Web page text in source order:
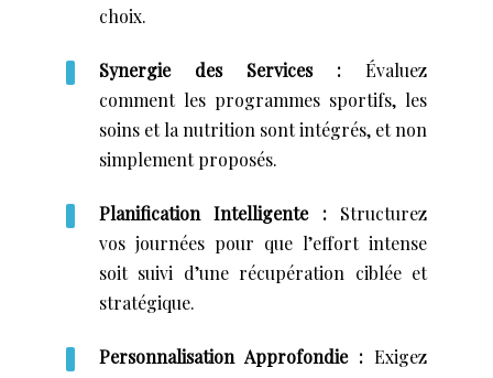
choix.
Synergie des Services : Évaluez
comment les programmes sportifs, les
soins et la nutrition sont intégrés, et non
simplement proposés.
Planification Intelligente :Structurez
vos journées pour que l’effort intense
soit suivi d’une récupération ciblée et
stratégique.
Personnalisation Approfondie : Exigez